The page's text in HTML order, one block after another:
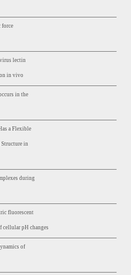
force
lectin
in vivo
in the
a Flexible
in
during
fluorescent
cellular pH changes
of